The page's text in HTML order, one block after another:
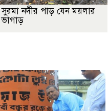
সুরমা নদীর পাড় যেন ময়লার
ভাগাড়